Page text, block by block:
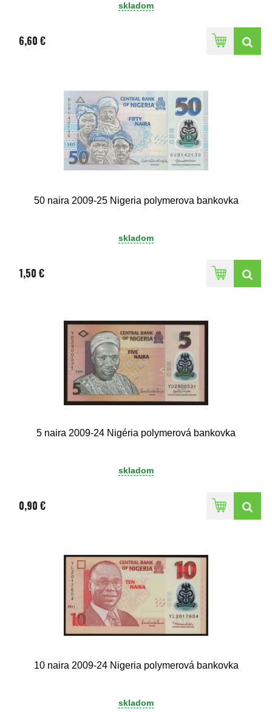
skladom
6,60 €
50 naira 2009-25 Nigeria polymerova bankovka
skladom
1,50 €
5 naira 2009-24 Nigéria polymerová bankovka
skladom
0,90 €
10 naira 2009-24 Nigeria polymerová bankovka
skladom